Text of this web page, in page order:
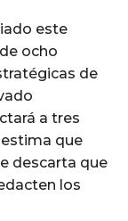
este
ocho
de
a tres
que
descarta que
los